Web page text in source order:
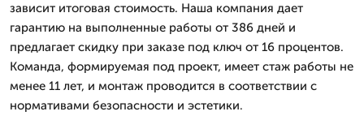
зависит итоговая стоимость. Наша компания дает
гарантию на выполненные работы от 386 дней и
предлагает скидку при заказе под ключ от 16 процентов.
Команда, формируемая под проект, имеет стаж работы не
менее 11 лет, и монтаж проводится в соответствии с
нормативами безопасности и эстетики.